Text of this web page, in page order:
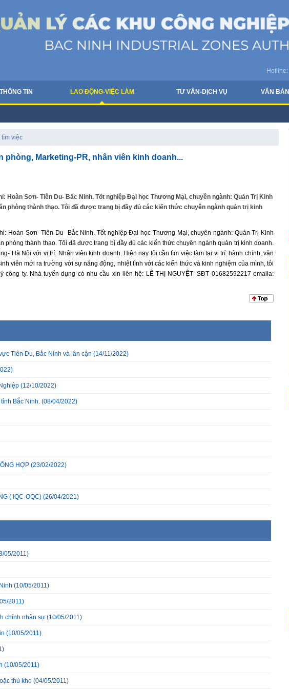
Hotline:
THÔNG TIN LAO ĐỘNG-VIỆC LÀM TƯ VẤN-DỊCH VỤ VĂN BẢN
việc
phòng, Marketing-PR, nhân viên kinh doanh...
Hoàn Sơn- Tiên Du- Bắc Ninh. Tốt nghiệp Đại học Thương Mại, chuyên ngành: Quản Trị Kinh
phòng thành thạo. Tôi đã được trang bị đầy đủ các kiến thức chuyên ngành quản trị kinh
Hoàn Sơn- Tiên Du- Bắc Ninh. Tốt nghiệp Đại học Thương Mại, chuyên ngành: Quản Trị Kinh
phòng thành thạo. Tôi đã được trang bị đầy đủ các kiến thức chuyên ngành quản trị kinh doanh.
Hà Nội với vị trí: Nhân viên kinh doanh. Hiện nay tôi cần tìm việc làm tại vị trí: hành chính, văn
viên mới ra trường với sự năng động, nhiệt tình với các kiến thức và kinh nghiệm của mình, tôi
ty. Nhà tuyển dụng có nhu cầu xin liên hệ: LÊ THỊ NGUYỆT- SĐT 01682592217 emaila:
Tiên Du, Bắc Ninh và lân cận (14/11/2022)
(12/10/2022)
Bắc Ninh. (08/04/2022)
HỢP (23/02/2022)
( IQC-OQC) (26/04/2021)
05/2011)
(10/05/2011)
2011)
chính nhân sự (10/05/2011)
(10/05/2011)
(10/05/2011)
thủ kho (04/05/2011)